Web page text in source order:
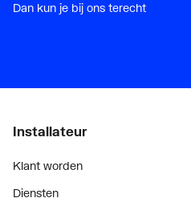
Dan kun je bij ons terecht
Installateur
Klant worden
Diensten